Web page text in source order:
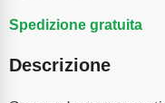
Spedizione gratuita
Descrizione